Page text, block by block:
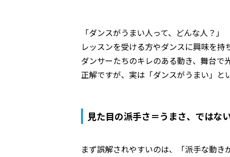
「ダンスがうまい人って、どんな人？」
レッスンを受ける方やダンスに興味を
ダンサーたちのキレのある動き、舞台
正解ですが、実は「ダンスがうまい」と
見た目の派手さ＝うまさ、ではな
まず誤解されやすいのは、「派手な動